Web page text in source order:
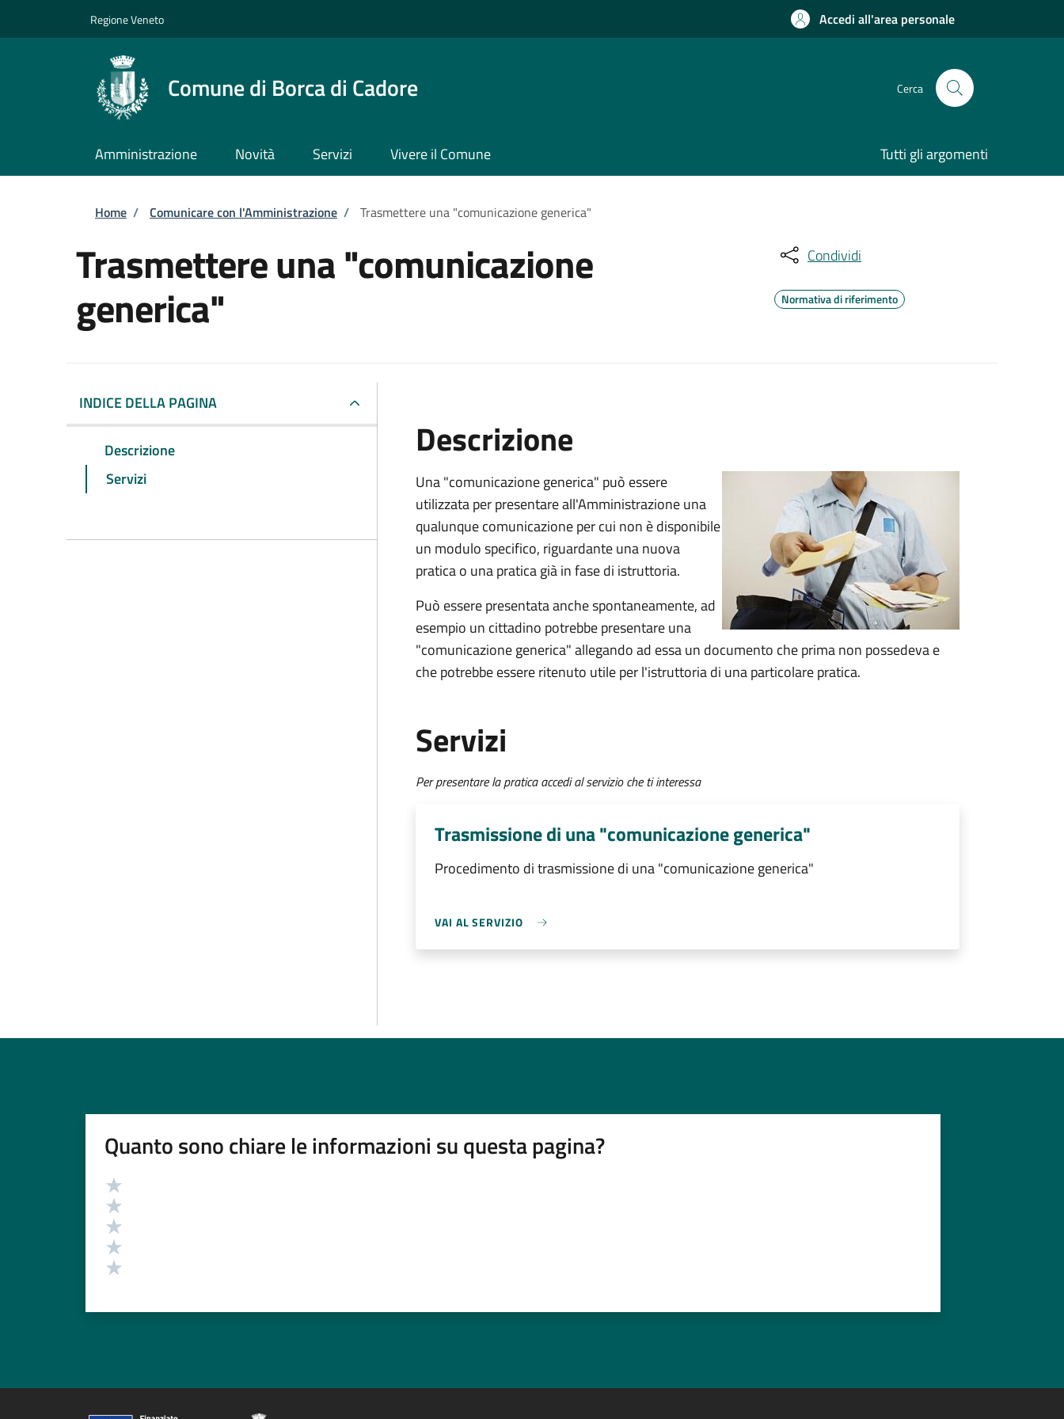
Regione Veneto Accedi all'area personale
Comune di Borca di Cadore Cerca
Amministrazione Novità Servizi Vivere il Comune Tutti gli argomenti
Briciole di pane
Home / Comunicare con l'Amministrazione / Trasmettere una "comunicazione generica"
Trasmettere una "comunicazione
generica"
Condividi
Normativa di riferimento
INDICE DELLA PAGINA
Descrizione
Servizi
Descrizione
Una "comunicazione generica" può essere
utilizzata per presentare all'Amministrazione una
qualunque comunicazione per cui non è disponibile
un modulo specifico, riguardante una nuova
pratica o una pratica già in fase di istruttoria.
Può essere presentata anche spontaneamente, ad
esempio un cittadino potrebbe presentare una
"comunicazione generica" allegando ad essa un documento che prima non possedeva e
che potrebbe essere ritenuto utile per l'istruttoria di una particolare pratica.
Servizi
Per presentare la pratica accedi al servizio che ti interessa
Trasmissione di una "comunicazione generica"
Procedimento di trasmissione di una "comunicazione generica"
VAI AL SERVIZIO
Quanto sono chiare le informazioni su questa pagina?
Valutazione